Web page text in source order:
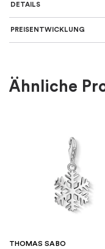
DETAILS
Für wen:
Thema:
PREISENTWICKLUNG
Ähnliche
THOMAS SABO